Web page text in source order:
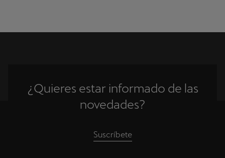
¿Quieres estar informado de las
novedades?
Suscríbete